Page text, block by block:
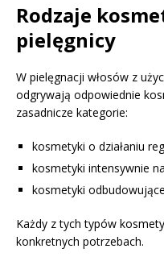
Rodzaje
pielęgnicy
W pielęgnacji włosów z
odgrywają odpowiednie
zasadnicze kategorie:
kosmetyki o działaniu
kosmetyki intensywnie
kosmetyki
Każdy z tych typów
konkretnych potrzebach.